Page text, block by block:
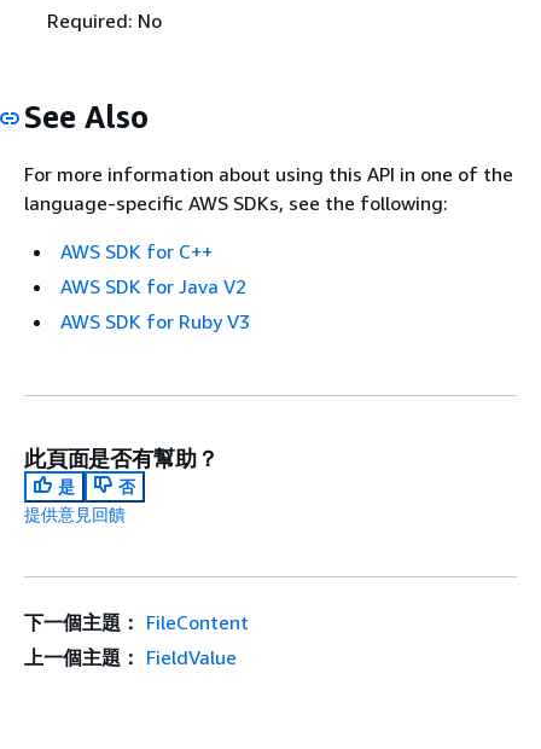
Required: No
See Also
For more information about using this API in one of the
language-specific AWS SDKs, see the following:
AWS SDK for C++
AWS SDK for Java V2
AWS SDK for Ruby V3
此頁面是否有幫助？
是
否
提供意見回饋
下一個主題： FileContent
上一個主題： FieldValue